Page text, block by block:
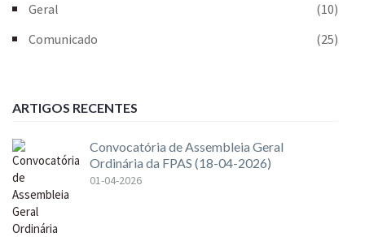
Geral
(10)
Comunicado
(25)
ARTIGOS RECENTES
Convocatória de Assembleia Geral
Ordinária da FPAS (18-04-2026)
01-04-2026